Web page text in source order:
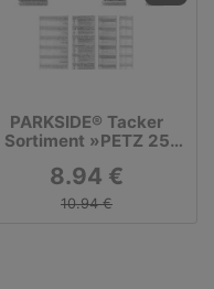
PARKSIDE® Tacker
Sortiment »PETZ 25
Elektro-Tacker
8.94 €
10.94 €